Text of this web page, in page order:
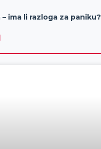
ima li razloga za paniku?